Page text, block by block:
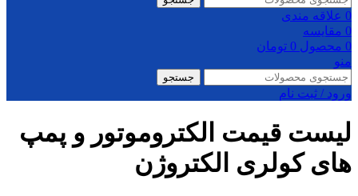
0 علاقه مندی
0 مقایسه
0 محصول 0 تومان
منو
جستجو
ورود / ثبت نام
لیست قیمت الکتروموتور و پمپ
های کولری الکتروژن